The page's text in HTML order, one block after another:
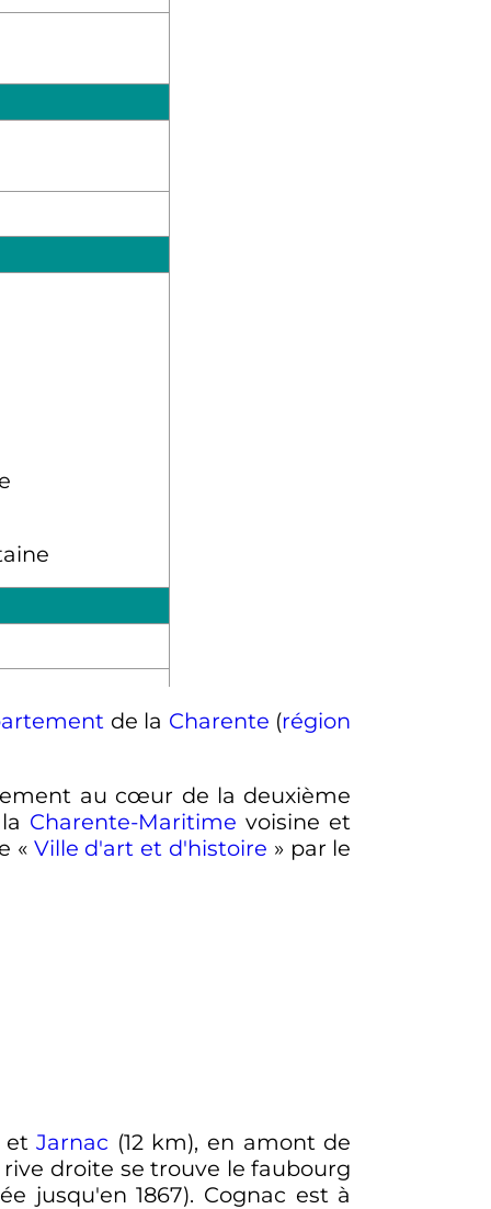
de la Charente (région
au cœur de la deuxième
Charente-Maritime voisine et
« Ville d'art et d'histoire » par le
etJarnac (12 km), en amont de
droite se trouve le faubourg
jusqu'en 1867). Cognac est à